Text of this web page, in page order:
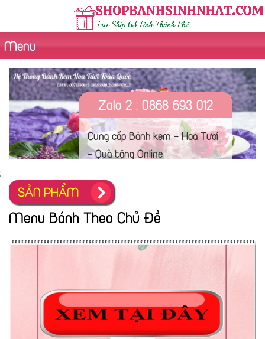
Menu
Zalo 2 : 0868 693 012
Cung cấp Bánh kem - Hoa Tươi
- Quà tặng Online
;
SẢN PHẨM
Menu Bánh Theo Chủ Đề